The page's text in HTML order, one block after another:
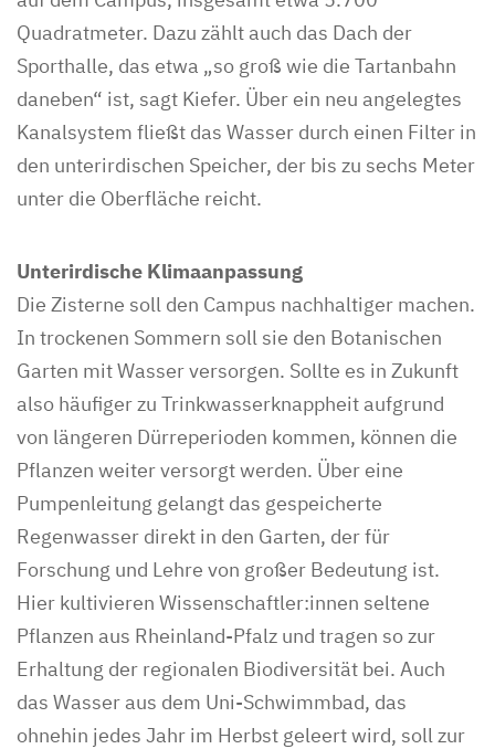
Quadratmeter. Dazu zählt auch das Dach der
Sporthalle, das etwa „so groß wie die Tartanbahn
daneben“ ist, sagt Kiefer. Über ein neu angelegtes
Kanalsystem fließt das Wasser durch einen Filter in
den unterirdischen Speicher, der bis zu sechs Meter
unter die Oberfläche reicht.
Unterirdische Klimaanpassung
Die Zisterne soll den Campus nachhaltiger machen.
In trockenen Sommern soll sie den Botanischen
Garten mit Wasser versorgen. Sollte es in Zukunft
also häufiger zu Trinkwasserknappheit aufgrund
von längeren Dürreperioden kommen, können die
Pflanzen weiter versorgt werden. Über eine
Pumpenleitung gelangt das gespeicherte
Regenwasser direkt in den Garten, der für
Forschung und Lehre von großer Bedeutung ist.
Hier kultivieren Wissenschaftler:innen seltene
Pflanzen aus Rheinland-Pfalz und tragen so zur
Erhaltung der regionalen Biodiversität bei. Auch
das Wasser aus dem Uni-Schwimmbad, das
ohnehin jedes Jahr im Herbst geleert wird, soll zur